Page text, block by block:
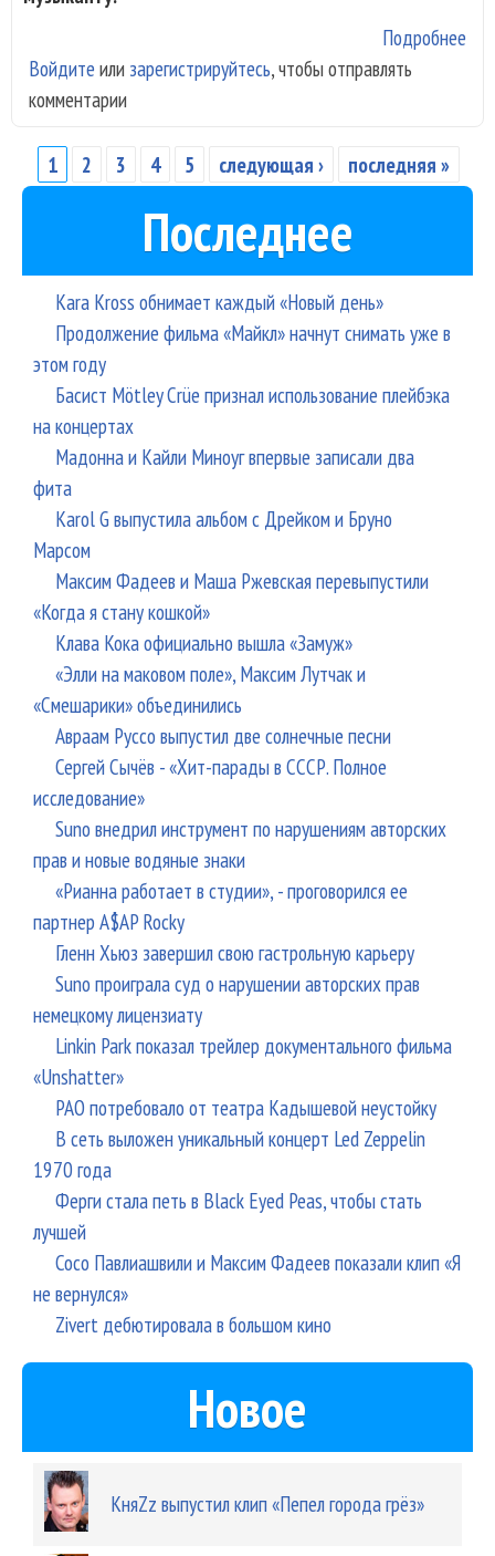
Подробнее
Войдите или зарегистрируйтесь, чтобы отправлять
комментарии
Страницы
1 2 3 4 5 следующая › последняя »
Последнее
Kara Kross обнимает каждый «Новый день»
Продолжение фильма «Майкл» начнут снимать уже в
этом году
Басист Mötley Crüe признал использование плейбэка
на концертах
Мадонна и Кайли Миноуг впервые записали два
фита
Karol G выпустила альбом с Дрейком и Бруно
Марсом
Максим Фадеев и Маша Ржевская перевыпустили
«Когда я стану кошкой»
Клава Кока официально вышла «Замуж»
«Элли на маковом поле», Максим Лутчак и
«Смешарики» объединились
Авраам Руссо выпустил две солнечные песни
Сергей Сычёв - «Хит-парады в СССР. Полное
исследование»
Suno внедрил инструмент по нарушениям авторских
прав и новые водяные знаки
«Рианна работает в студии», - проговорился ее
партнер A$AP Rocky
Гленн Хьюз завершил свою гастрольную карьеру
Suno проиграла суд о нарушении авторских прав
немецкому лицензиату
Linkin Park показал трейлер документального фильма
«Unshatter»
РАО потребовало от театра Кадышевой неустойку
В сеть выложен уникальный концерт Led Zeppelin
1970 года
Ферги стала петь в Black Eyed Peas, чтобы стать
лучшей
Сосо Павлиашвили и Максим Фадеев показали клип «Я
не вернулся»
Zivert дебютировала в большом кино
Новое
КняZz выпустил клип «Пепел города грёз»